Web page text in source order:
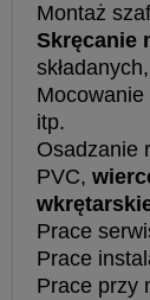
Montaż
Skręcanie
itp.
Osadzanie
PVC,
Prace
Prace
Prace przy